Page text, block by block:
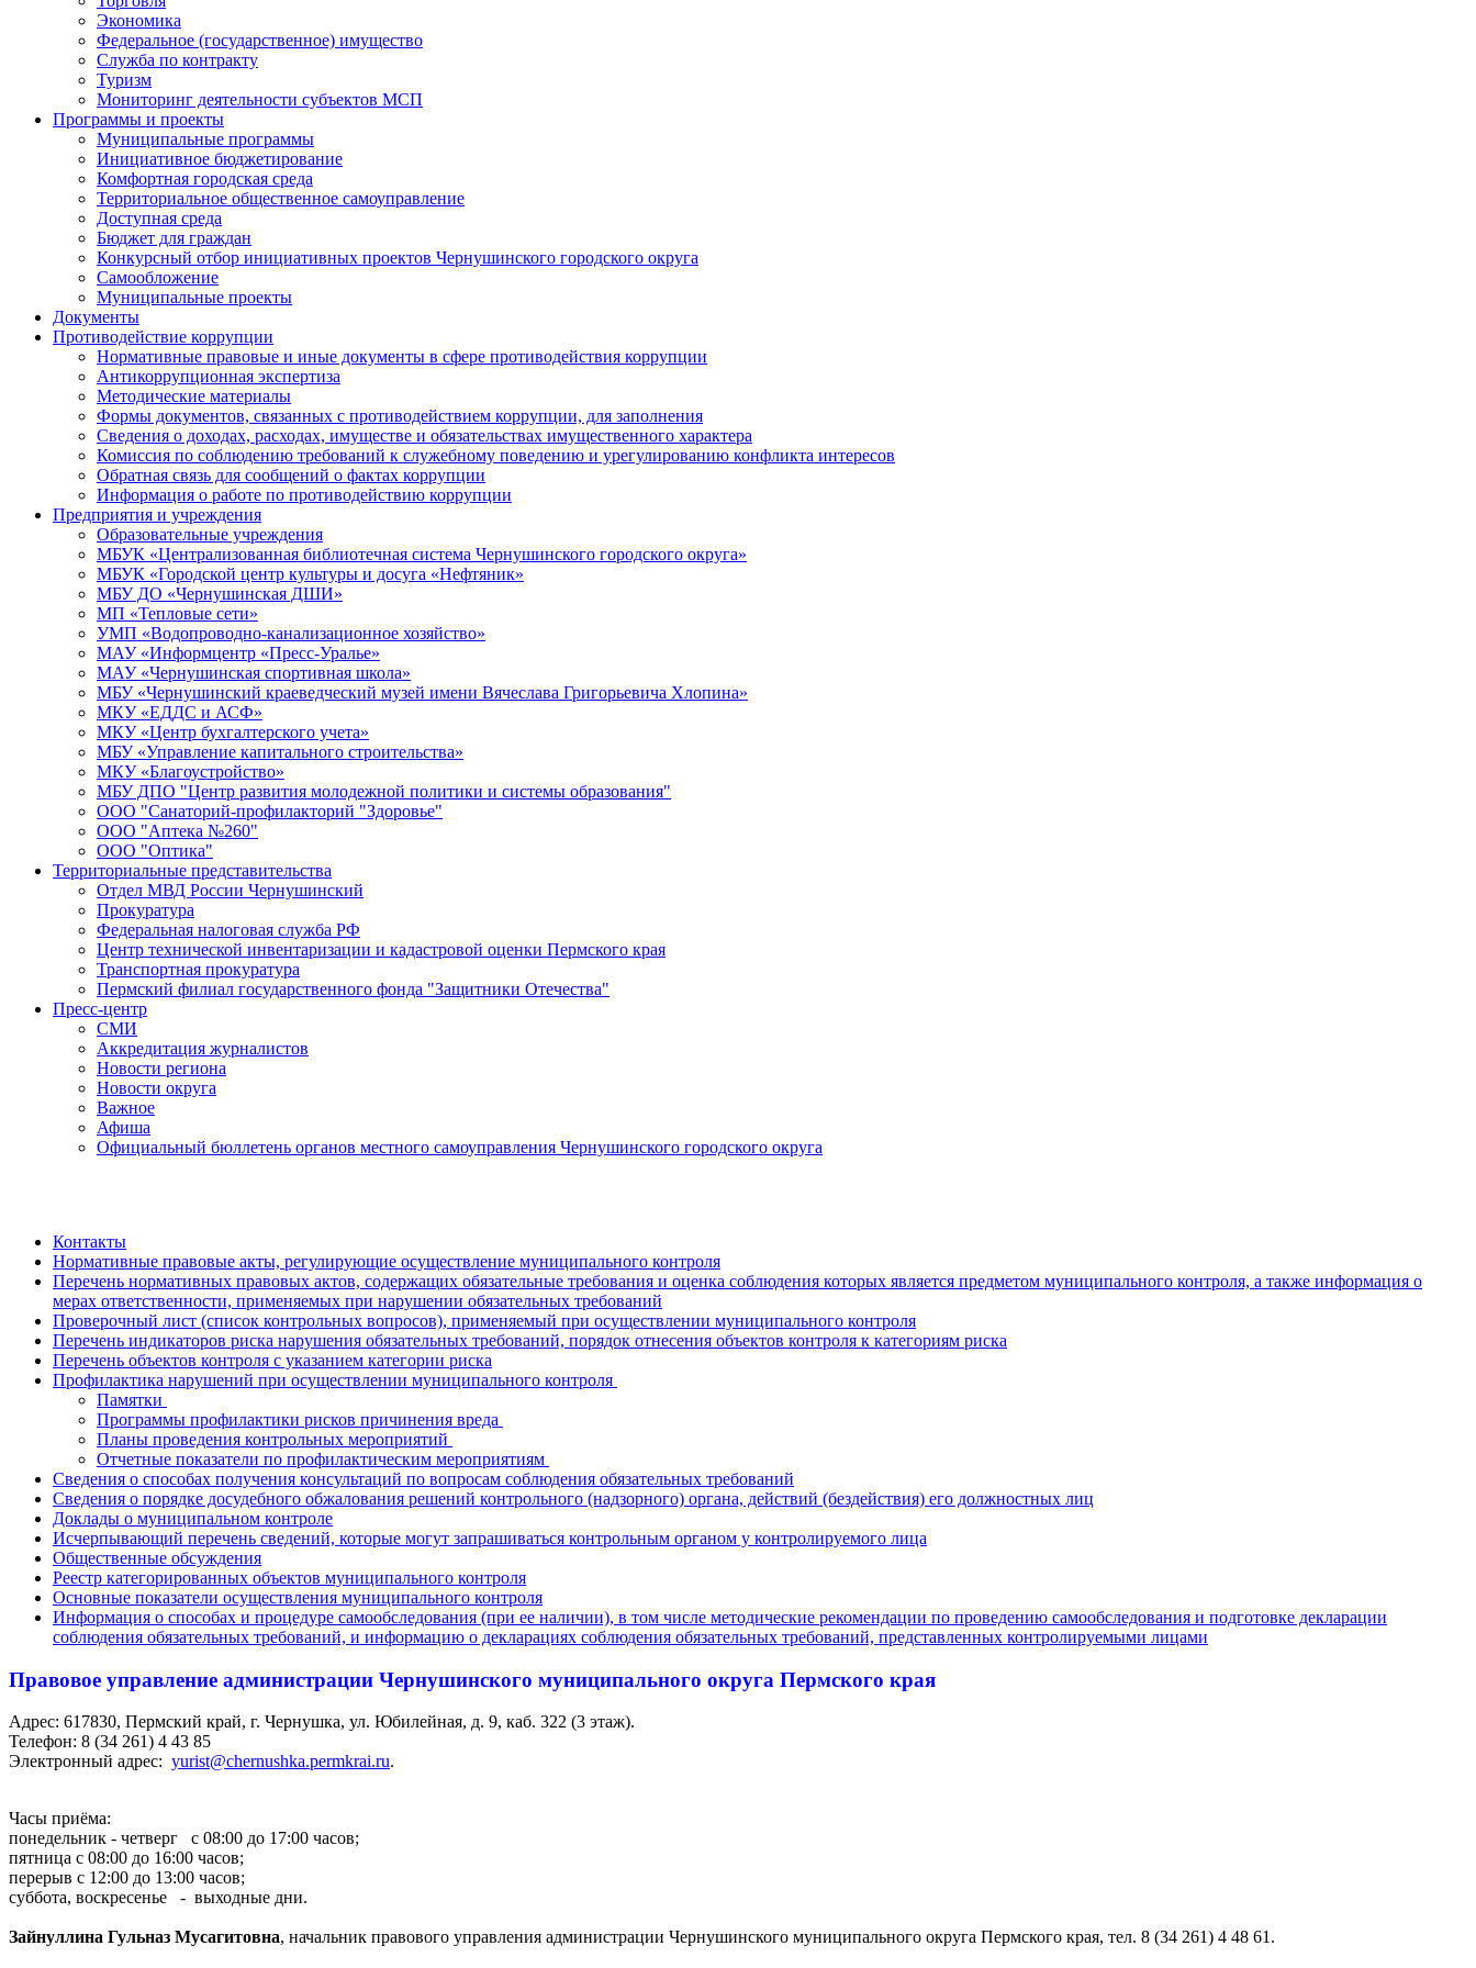
Экономика
Федеральное (государственное) имущество
Служба по контракту
Туризм
Мониторинг деятельности субъектов МСП
Программы и проекты
Муниципальные программы
Инициативное бюджетирование
Комфортная городская среда
Территориальное общественное самоуправление
Доступная среда
Бюджет для граждан
Конкурсный отбор инициативных проектов Чернушинского городского округа
Самообложение
Муниципальные проекты
Документы
Противодействие коррупции
Нормативные правовые и иные документы в сфере противодействия коррупции
Антикоррупционная экспертиза
Методические материалы
Формы документов, связанных с противодействием коррупции, для заполнения
Сведения о доходах, расходах, имуществе и обязательствах имущественного характера
Комиссия по соблюдению требований к служебному поведению и урегулированию конфликта интересов
Обратная связь для сообщений о фактах коррупции
Информация о работе по противодействию коррупции
Предприятия и учреждения
Образовательные учреждения
МБУК «Централизованная библиотечная система Чернушинского городского округа»
МБУК «Городской центр культуры и досуга «Нефтяник»
МБУ ДО «Чернушинская ДШИ»
МП «Тепловые сети»
УМП «Водопроводно-канализационное хозяйство»
МАУ «Информцентр «Пресс-Уралье»
МАУ «Чернушинская спортивная школа»
МБУ «Чернушинский краеведческий музей имени Вячеслава Григорьевича Хлопина»
МКУ «ЕДДС и АСФ»
МКУ «Центр бухгалтерского учета»
МБУ «Управление капитального строительства»
МКУ «Благоустройство»
МБУ ДПО "Центр развития молодежной политики и системы образования"
ООО "Санаторий-профилакторий "Здоровье"
ООО "Аптека №260"
ООО "Оптика"
Территориальные представительства
Отдел МВД России Чернушинский
Прокуратура
Федеральная налоговая служба РФ
Центр технической инвентаризации и кадастровой оценки Пермского края
Транспортная прокуратура
Пермский филиал государственного фонда "Защитники Отечества"
Пресс-центр
СМИ
Аккредитация журналистов
Новости региона
Новости округа
Важное
Афиша
Официальный бюллетень органов местного самоуправления Чернушинского городского округа
Контакты
Нормативные правовые акты, регулирующие осуществление муниципального контроля
Перечень нормативных правовых актов, содержащих обязательные требования и оценка соблюдения которых является предметом муниципального контроля, а также информация о
мерах ответственности, применяемых при нарушении обязательных требований
Проверочный лист (список контрольных вопросов), применяемый при осуществлении муниципального контроля
Перечень индикаторов риска нарушения обязательных требований, порядок отнесения объектов контроля к категориям риска
Перечень объектов контроля с указанием категории риска
Профилактика нарушений при осуществлении муниципального контроля
Памятки
Программы профилактики рисков причинения вреда
Планы проведения контрольных мероприятий
Отчетные показатели по профилактическим мероприятиям
Сведения о способах получения консультаций по вопросам соблюдения обязательных требований
Сведения о порядке досудебного обжалования решений контрольного (надзорного) органа, действий (бездействия) его должностных лиц
Доклады о муниципальном контроле
Исчерпывающий перечень сведений, которые могут запрашиваться контрольным органом у контролируемого лица
Общественные обсуждения
Реестр категорированных объектов муниципального контроля
Основные показатели осуществления муниципального контроля
Информация о способах и процедуре самообследования (при ее наличии), в том числе методические рекомендации по проведению самообследования и подготовке декларации
соблюдения обязательных требований, и информацию о декларациях соблюдения обязательных требований, представленных контролируемыми лицами
Правовое управление администрации Чернушинского муниципального округа Пермского края
Адрес: 617830, Пермский край, г. Чернушка, ул. Юбилейная, д. 9, каб. 322 (3 этаж).
Телефон: 8 (34 261) 4 43 85
Электронный адрес: yurist@chernushka.permkrai.ru.
Часы приёма:
понедельник - четверг с 08:00 до 17:00 часов;
пятница с 08:00 до 16:00 часов;
перерыв с 12:00 до 13:00 часов;
суббота, воскресенье - выходные дни.
Зайнуллина Гульназ Мусагитовна, начальник правового управления администрации Чернушинского муниципального округа Пермского края, тел. 8 (34 261) 4 48 61.